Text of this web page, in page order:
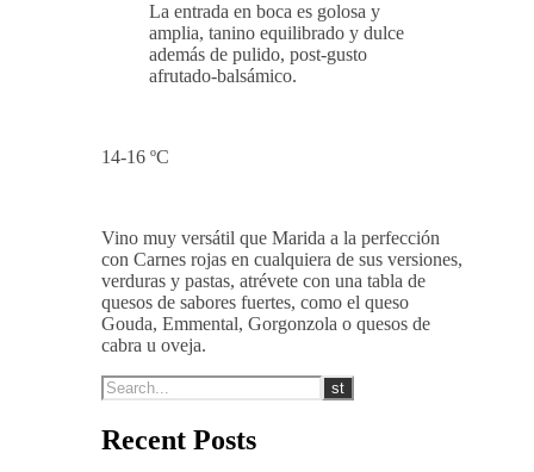
La entrada en boca es golosa y
amplia, tanino equilibrado y dulce
además de pulido, post-gusto
afrutado-balsámico.
14-16 ºC
Vino muy versátil que Marida a la perfección
con Carnes rojas en cualquiera de sus versiones,
verduras y pastas, atrévete con una tabla de
quesos de sabores fuertes, como el queso
Gouda, Emmental, Gorgonzola o quesos de
cabra u oveja.
Recent Posts